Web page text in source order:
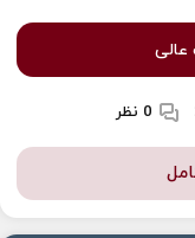
عالی
0 نظر